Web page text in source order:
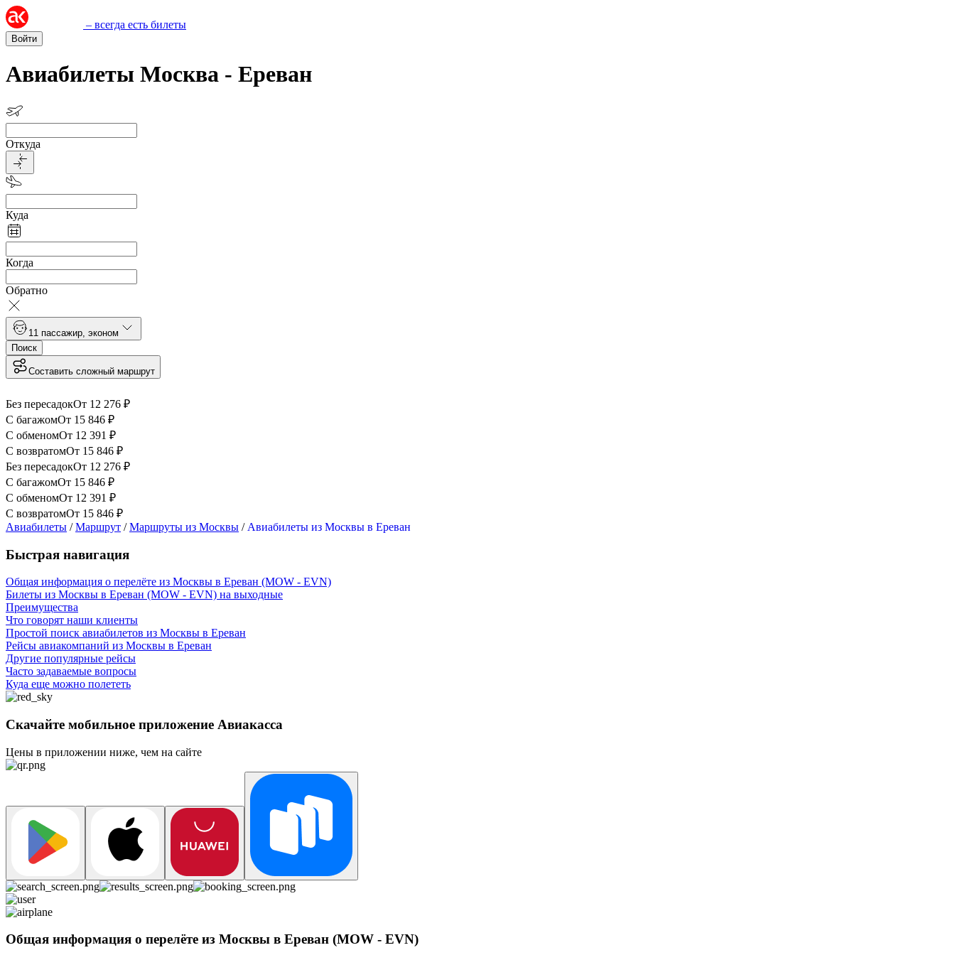
– всегда есть билеты
Войти
Авиабилеты Москва - Ереван
Откуда
Куда
Когда
Обратно
1 1 пассажир эконом
Поиск
Составить сложный маршрут
Без пересадокОт 12 276 ₽
С багажомОт 15 846 ₽
С обменомОт 12 391 ₽
С возвратомОт 15 846 ₽
Без пересадокОт 12 276 ₽
С багажомОт 15 846 ₽
С обменомОт 12 391 ₽
С возвратомОт 15 846 ₽
Авиабилеты /Маршрут /Маршруты из Москвы / Авиабилеты из Москвы в Ереван
Быстрая навигация
Общая информация о перелёте из Москвы в Ереван (MOW - EVN)
Билеты из Москвы в Ереван (MOW - EVN) на выходные
Преимущества
Что говорят наши клиенты
Простой поиск авиабилетов из Москвы в Ереван
Рейсы авиакомпаний из Москвы в Ереван
Другие популярные рейсы
Часто задаваемые вопросы
Куда еще можно полететь
Скачайте мобильное приложение Авиакасса
Цены в приложении ниже, чем на сайте
Общая информация о перелёте из Москвы в Ереван (MOW - EVN)